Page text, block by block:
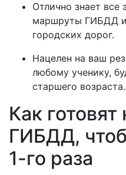
Отлично знает все
маршруты ГИБДД
городских дорог.
Нацелен на ваш
любому ученику,
старшего возраста.
Как
ГИБДД,
1-го раза